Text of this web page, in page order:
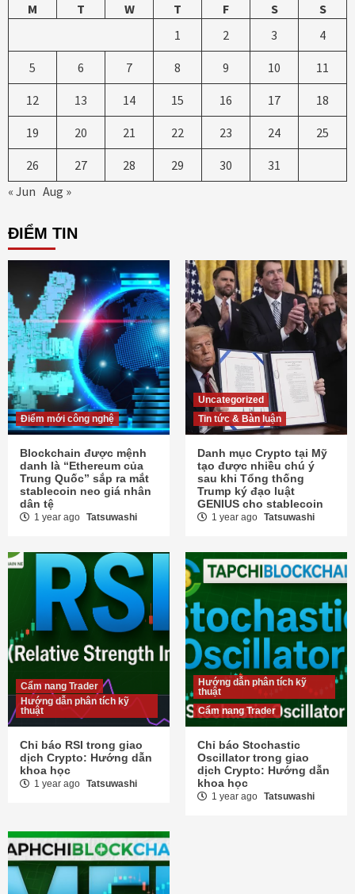
M T W T F S
S
1
2 3 4
5 6 7 8 9 10 11
12 13 14 15 16 17 18
19 20 21 22 23 24 25
26 27 28 29 30
31
« Jun Aug »
ĐIỂM TIN
Điểm mới công nghệ
Blockchain được mệnh
danh là “Ethereum của
Trung Quốc” sắp ra mắt
stablecoin neo giá nhân
dân tệ
1 year ago Tatsuwashi
Uncategorized
Tin tức & Bàn luận
Danh mục Crypto tại Mỹ
tạo được nhiều chú ý
sau khi Tổng thống
Trump ký đạo luật
GENIUS cho stablecoin
1 year ago Tatsuwashi
Cẩm nang Trader
Hướng dẫn phân tích kỹ
thuật
Chỉ báo RSI trong giao
dịch Crypto: Hướng dẫn
khoa học
1 year ago Tatsuwashi
Hướng dẫn phân tích kỹ
thuật
Cẩm nang Trader
Chỉ báo Stochastic
Oscillator trong giao
dịch Crypto: Hướng dẫn
khoa học
1 year ago Tatsuwashi